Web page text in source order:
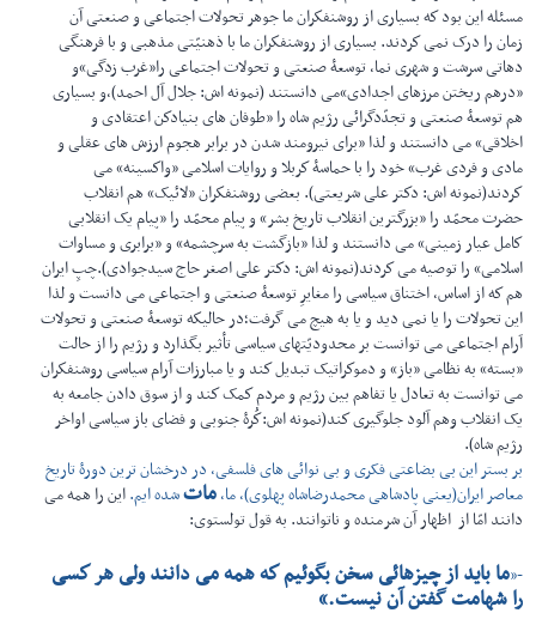
مسئله این بود كه بسیاری از روشنفكران ما جوهر تحولات اجتماعی و صنعتی آن
زمان را درک نمی كردند. بسیاری از روشنفكران ما با ذهنیّتی مذهبی و با فرهنگی
دهاتی سرشت و شهری نما، توسعۀ صنعتی و تحولات اجتماعی را«غرب زدگی»و
«درهم ریختن مرزهای اجدادی»می دانستند (نمونه اش: جلال آل احمد)،و بسیاری
هم توسعۀ صنعتی و تجدّدگرائی رژیم شاه را «طوفان های بنیادكن اعتقادی و
اخلاقی» می دانستند و لذا «برای نیرومند شدن در برابر هجوم ارزش های عقلی و
مادی و فردی غرب» خود را با حماسۀ كربلا و روایات اسلامی «واكسینه» می
كردند(نمونه اش: دكتر علی شریعتی). بعضی روشنفكران «لائیک» هم انقلاب
حضرت محمّد را «بزرگترین انقلاب تاریخ بشر» و پیام محمّد را «پیام یک انقلابی
كامل عیار زمینی» می دانستند و لذا «بازگشت به سرچشمه» و «برابری و مساوات
اسلامی» را توصیه می كردند(نمونه اش: دكتر علی اصغر حاج سیدجوادی).چپِ ایران
هم كه از اساس، اختناق سیاسی را مغایرِ توسعۀ صنعتی و اجتماعی می دانست و لذا
این تحولات را یا نمی دید و یا به هیچ می گرفت؛در حالیكه توسعۀ صنعتی و تحولات
آرام اجتماعی می توانست بر محدودیّتهای سیاسی تأثیر بگذارد و رژیم را از حالت
«بسته» به نظامی «باز» و دموكراتیک تبدیل كند و یا مبارزات آرام سیاسی روشنفكران
می توانست به تعادل یا تفاهم بین رژیم و مردم كمک كند و از سوق دادن جامعه به
یک انقلاب وهم آلود جلوگیری كند(نمونه اش:كُرۀ جنوبی و فضای باز سیاسی اواخر
رژیم شاه).
بر بستر این بی بضاعتی فکری و بی نوائی های فلسفی، در درخشان ترین دورۀ تاریخ
معاصر ایران(یعنی پادشاهی محمدرضاشاه پهلوی)، ما،ماتشده ایم.این را همه می
دانند امّا از اظهار آن شرمنده و ناتوانند. به قول تولستوی:
-«ما باید از چیزهائی سخن بگوئیم كه همه می دانند ولی هر كسی
را شهامت گفتن آن نیست.»